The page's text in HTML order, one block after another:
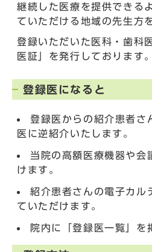
継続した医療を提供できる
ていただける地域の先生方
登録いただいた医科・歯科
医証」を発行しております。
登録医になると
登録医からの紹介患者さ
医に逆紹介いたします。
当院の高額医療機器や会
けます。
紹介患者さんの電子カル
ていただけます。
院内に「登録医一覧」を